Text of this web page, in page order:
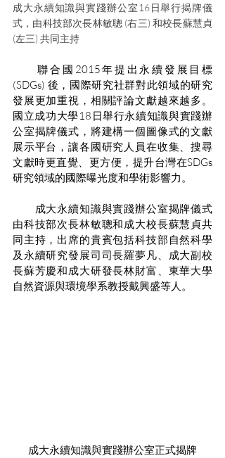
成大永續知識與實踐辦公室16日舉行揭牌儀
式，由科技部次長林敏聰 (右三) 和校長蘇慧貞
(左三) 共同主持
聯合國2015年提出永續發展目標
(SDGs) 後，國際研究社群對此領域的研究
發展更加重視，相關評論文獻越來越多。
國立成功大學18日舉行永續知識與實踐辦
公室揭牌儀式，將建構一個圖像式的文獻
展示平台，讓各國研究人員在收集、搜尋
文獻時更直覺、更方便，提升台灣在SDGs
研究領域的國際曝光度和學術影響力。
成大永續知識與實踐辦公室揭牌儀式
由科技部次長林敏聰和成大校長蘇慧貞共
同主持，出席的貴賓包括科技部自然科學
及永續研究發展司司長羅夢凡、成大副校
長蘇芳慶和成大研發長林財富、東華大學
自然資源與環境學系教授戴興盛等人。
成大永續知識與實踐辦公室正式揭牌